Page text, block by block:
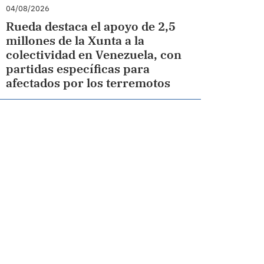
04/08/2026
Rueda destaca el apoyo de 2,5
millones de la Xunta a la
colectividad en Venezuela, con
partidas específicas para
afectados por los terremotos